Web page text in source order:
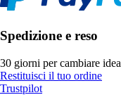
Spedizione e reso
30 giorni per cambiare idea
Restituisci il tuo ordine
Trustpilot